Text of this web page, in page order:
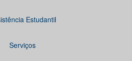
Estudantil
Serviços